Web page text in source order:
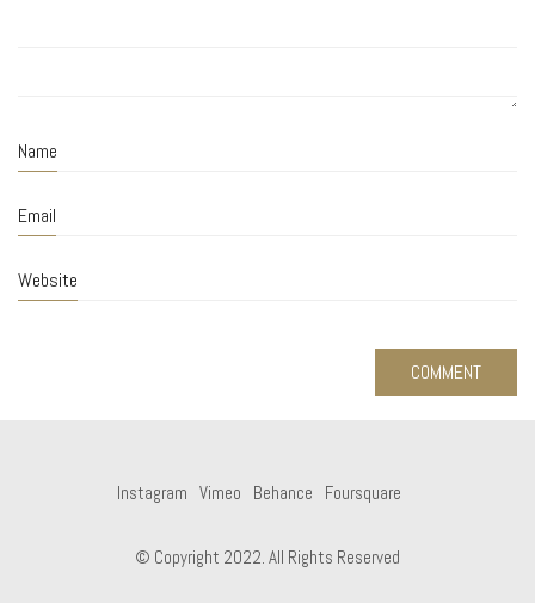
Name
Email
Website
Instagram Vimeo Behance Foursquare
© Copyright 2022. All Rights Reserved